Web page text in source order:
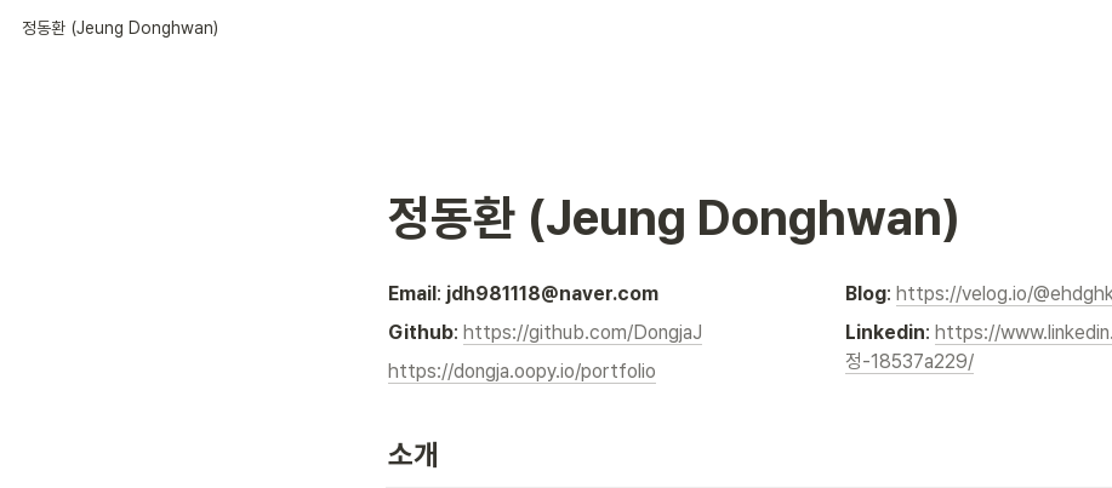
정동환 (Jeung Donghwan)
정동환 (Jeung Donghwan)
Email: jdh981118@naver.com
Github: https://github.com/DongjaJ
https://dongja.oopy.io/portfolio
Blog: https://velog.io/
Linkedin: https://
정-18537a229/
소개